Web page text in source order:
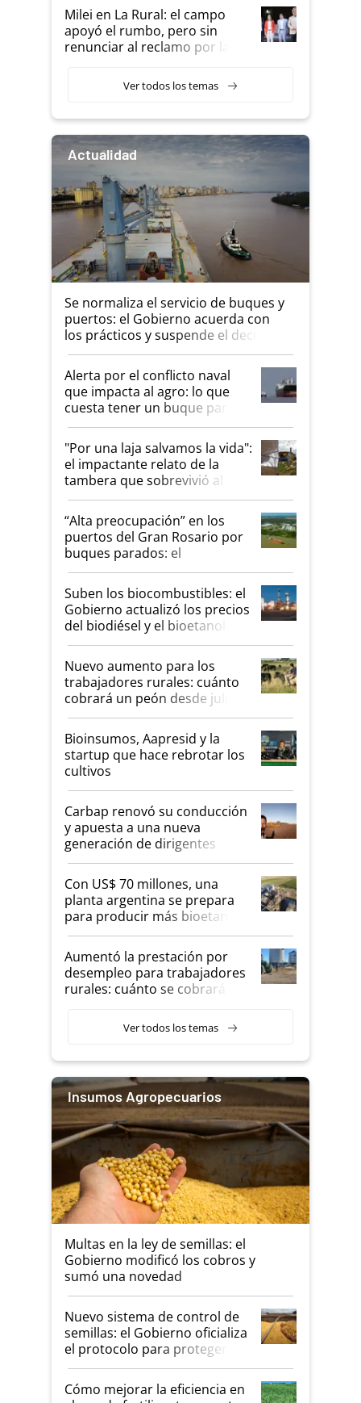
Milei en La Rural: el campo
apoyó el rumbo, pero sin
renunciar al reclamo por las
Ver todos los temas
Actualidad
Se normaliza el servicio de buques y
puertos: el Gobierno acuerda con
los prácticos y suspende el decreto
de desregulación
Alerta por el conflicto naval
que impacta al agro: lo que
cuesta tener un buque parado
y el peligro de que Argentina
pase a ser "país sucio"
"Por una laja salvamos la vida":
el impactante relato de la
tambera que sobrevivió al
tornado
“Alta preocupación” en los
puertos del Gran Rosario por
buques parados: el
funcionamiento de las
exportadoras en tensión tras
la medida de fuerza de los
prácticos
Suben los biocombustibles: el
Gobierno actualizó los precios
del biodiésel y el bioetanol
Nuevo aumento para los
trabajadores rurales: cuánto
cobrará un peón desde julio
Bioinsumos, Aapresid y la
startup que hace rebrotar los
cultivos
Carbap renovó su conducción
y apuesta a una nueva
generación de dirigentes
rurales
Con US$ 70 millones, una
planta argentina se prepara
para producir más bioetanol
que nunca
Aumentó la prestación por
desempleo para trabajadores
rurales: cuánto se cobrará
Ver todos los temas
Insumos Agropecuarios
Multas en la ley de semillas: el
Gobierno modificó los cobros y
sumó una novedad
Nuevo sistema de control de
semillas: el Gobierno oficializa
el protocolo para proteger la
propiedad intelectual
Cómo mejorar la eficiencia en